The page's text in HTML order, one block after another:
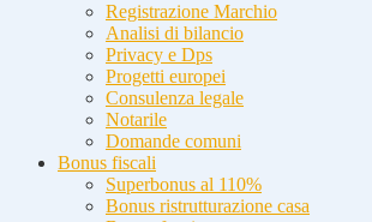
Registrazione Marchio
Analisi di bilancio
Privacy e Dps
Progetti europei
Consulenza legale
Notarile
Domande comuni
Bonus fiscali
Superbonus al 110%
Bonus ristrutturazione casa